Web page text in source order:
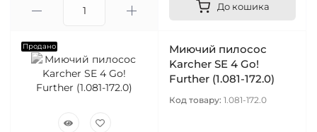
До кошика
Продано
Миючий пилосос
Karcher SE 4 Go!
Further (1.081-172.0)
Код товару: 1.081-172.0